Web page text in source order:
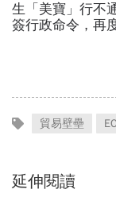
生「美寶」行不
簽行政命令，再
貿易壁壘
延伸閱讀